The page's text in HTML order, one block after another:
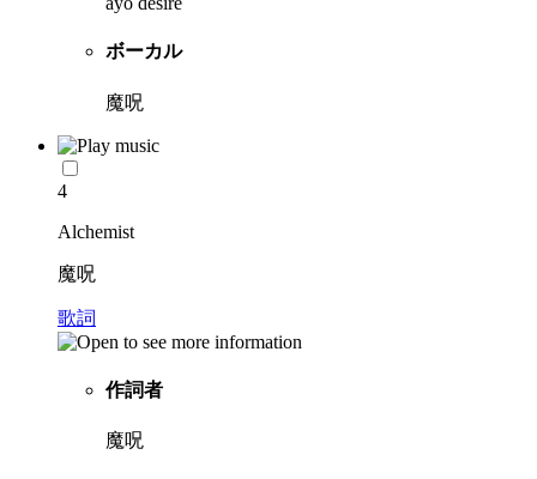
ボーカル
魔呪
4
Alchemist
魔呪
歌詞
作詞者
魔呪